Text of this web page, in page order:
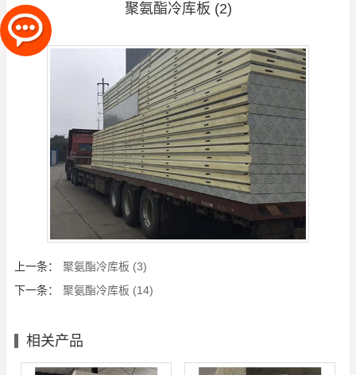
聚氨酯冷库板 (2)
上一条：
聚氨酯冷库板 (3)
下一条：
聚氨酯冷库板 (14)
相关产品